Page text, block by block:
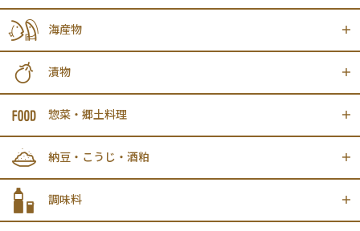
海産物
漬物
惣菜・郷土料理
納豆・こうじ・酒粕
調味料